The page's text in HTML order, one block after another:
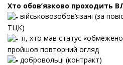
Хто обов’язково проходить
військовозобов’язані (за
ТЦК)
ті, хто мав статус
пройшов повторний огляд
добровольці (контракт)